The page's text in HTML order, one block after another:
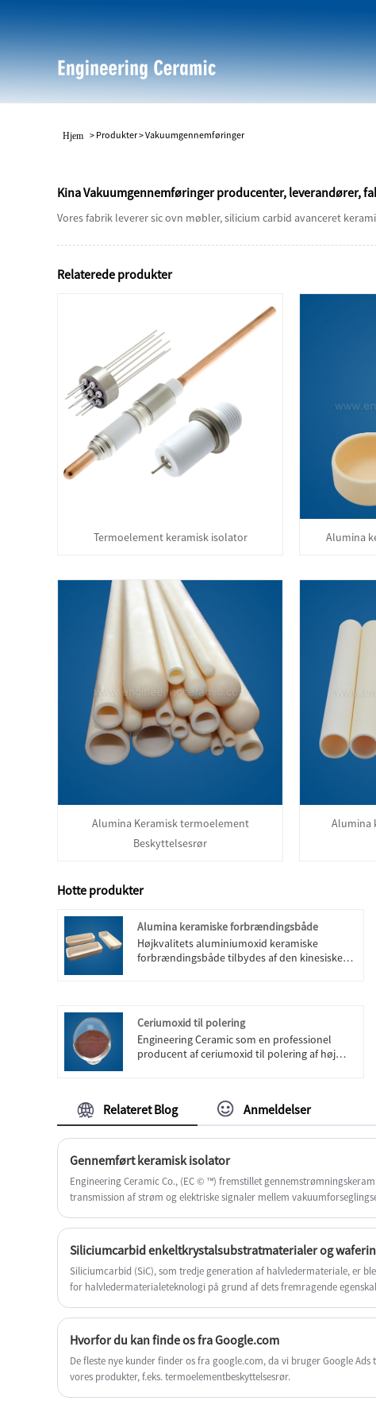
Hjem > Produkter>Vakuumgennemføringer
Kina Vakuumgennemføringer producenter, leverandører,
Vores fabrik leverer sic ovn møbler, silicium carbid avanceret
Relaterede produkter
Termoelement keramisk isolator Alumina
Alumina Keramisk termoelement
Beskyttelsesrør
Alumina
Hotte produkter
Alumina keramiske forbrændingsbåde
Højkvalitets aluminiumoxid keramiske
forbrændingsbåde tilbydes af den kinesiske
Ceriumoxid til polering
Engineering Ceramic som en professionel
producent af ceriumoxid til polering af høj
rettidig levering.
Relateret Blog Anmeldelser
Gennemført keramisk isolator
Engineering Ceramic Co., (EC © ™) fremstillet
transmission af strøm og elektriske signaler mellem
Siliciumcarbid enkeltkrystalsubstratmaterialer og
Siliciumcarbid (SiC), som tredje generation af halvledermateriale, er
for halvledermaterialeteknologi på grund af dets fremragende
Hvorfor du kan finde os fra Google.com
De fleste nye kunder finder os fra google.com, da vi bruger Google
vores produkter, f.eks. termoelementbeskyttelsesrør.